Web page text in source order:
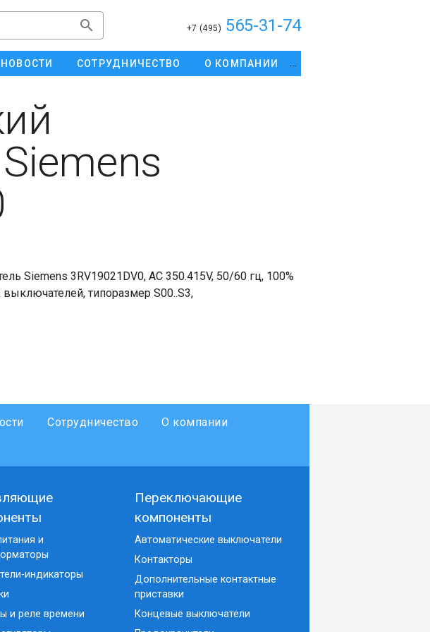
+7 (495) 565-31-74
НОВОСТИ СОТРУДНИЧЕСТВО О КОМПАНИИ
Siemens 3RV19021DV0, AC 350.415V, 50/60 гц, 100%
выключателей, типоразмер S00..S3,
Сотрудничество
О компании
и
индикаторы
и реле времени
Переключающие
компоненты
Автоматические выключатели
Контакторы
Дополнительные контактные
приставки
Концевые выключатели